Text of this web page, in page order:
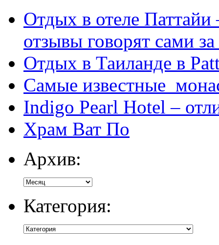
Отдых в отеле
отзывы говорят сами за
Отдых в Таиланде в
Самые известные
Indigo Pearl Hotel –
Храм Ват По
Архив:
Категория: